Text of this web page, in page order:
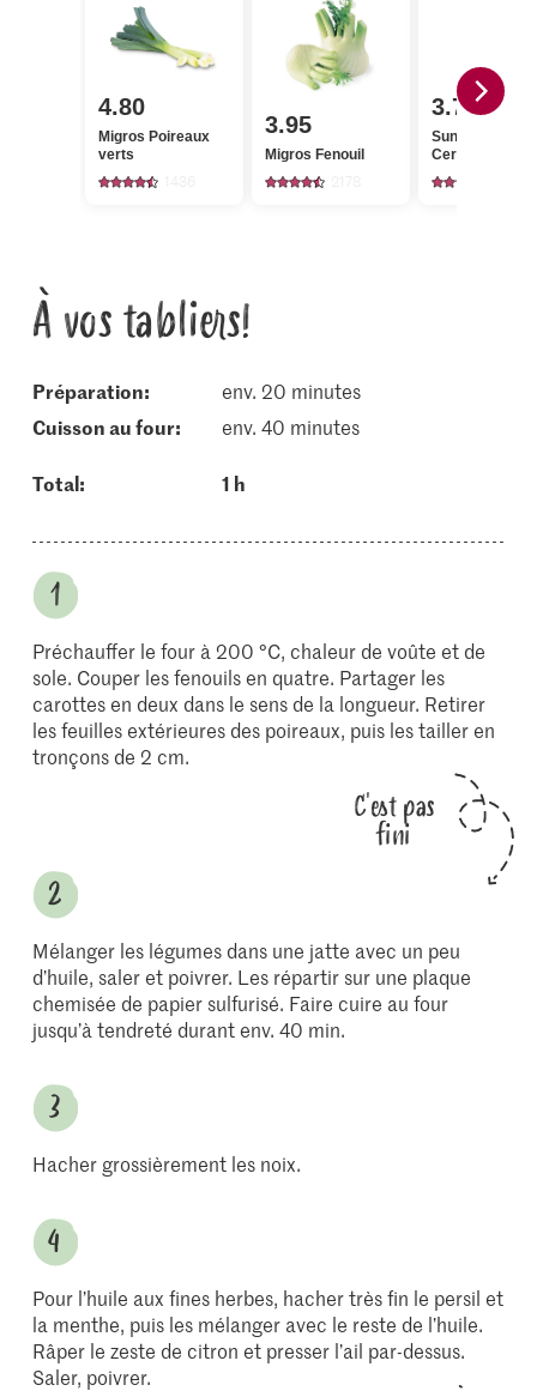
4.80
Migros Poireaux
verts
3.95
Migros Fenouil
3.75
Sun Queen
Cerneaux de
À vos tabliers!
Préparation:
env. 20 minutes
cuisson au four:
env. 40 minutes
Total: 1 h
Préchauffer le four à 200 °C, chaleur de voûte et de
sole. Couper les fenouils en quatre. Partager les
carottes en deux dans le sens de la longueur. Retirer
les feuilles extérieures des poireaux, puis les tailler en
tronçons de 2 cm.
C'est pas
fini
Mélanger les légumes dans une jatte avec un peu
d’huile, saler et poivrer. Les répartir sur une plaque
chemisée de papier sulfurisé. Faire cuire au four
jusqu’à tendreté durant env. 40 min.
Hacher grossièrement les noix.
Pour l’huile aux fines herbes, hacher très fin le persil et
la menthe, puis les mélanger avec le reste de l’huile.
Râper le zeste de citron et presser l’ail par-dessus.
Saler, poivrer.